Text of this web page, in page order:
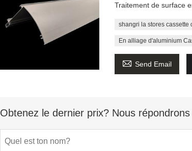
Traitement de surface
shangri la stores cassette
En alliage d'aluminium
 Send Email
Obtenez le dernier prix? Nous